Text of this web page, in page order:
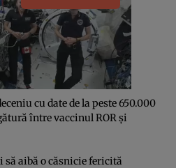
cu date de la peste 650.000
între vaccinul ROR şi
să aibă o căsnicie fericită